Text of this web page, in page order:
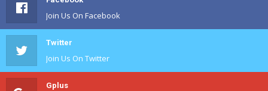
Join Us On Facebook
Twitter
Join Us On Twitter
Gplus